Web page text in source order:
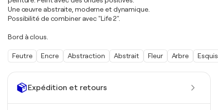
Expédition et retours
Une œuvre abstraite, moderne et dynamique.
Possibilité de combiner avec "Life 2".
Bord à clous.
Feutre Encre Abstraction Abstrait Fleur Arbre